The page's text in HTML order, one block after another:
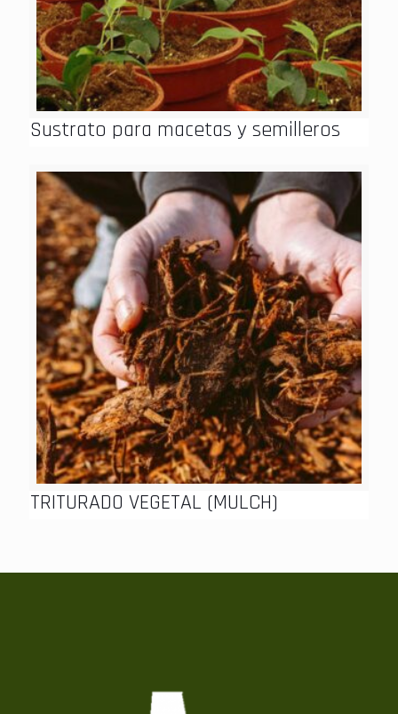
Sustrato para macetas y semilleros
TRITURADO VEGETAL (MULCH)